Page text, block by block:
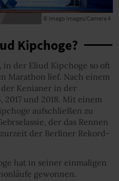
© imago images/Camera 4
Kipchoge?
der Eliud Kipchoge so oft
Marathon lief. Nach einem
der Kenianer in der
2017 und 2018. Mit einem
aufschließen zu
der das Rennen
der Berliner Rekord-
hat in seiner einmaligen
gewonnen.